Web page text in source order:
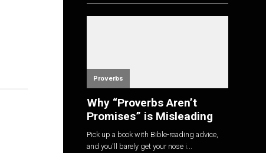
Proverbs
Why “Proverbs Aren’t
Promises” is Misleading
Pick up a book with Bible-reading advice,
and you'll barely get your nose i...